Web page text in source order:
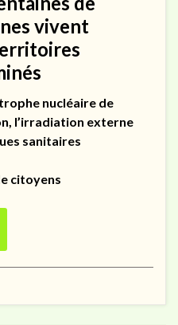
vivent
nucléaire de
l’irradiation externe
sanitaires
citoyens